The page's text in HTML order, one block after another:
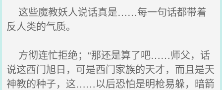
这些魔教妖人说话真是……每一句话都带着
反人类的气质。
方彻连忙拒绝；“那还是算了吧……师父，话
说这西门旭日，可是西门家族的天才，而且是天
神教的种子，这……以后恐怕是明枪易躲，暗箭